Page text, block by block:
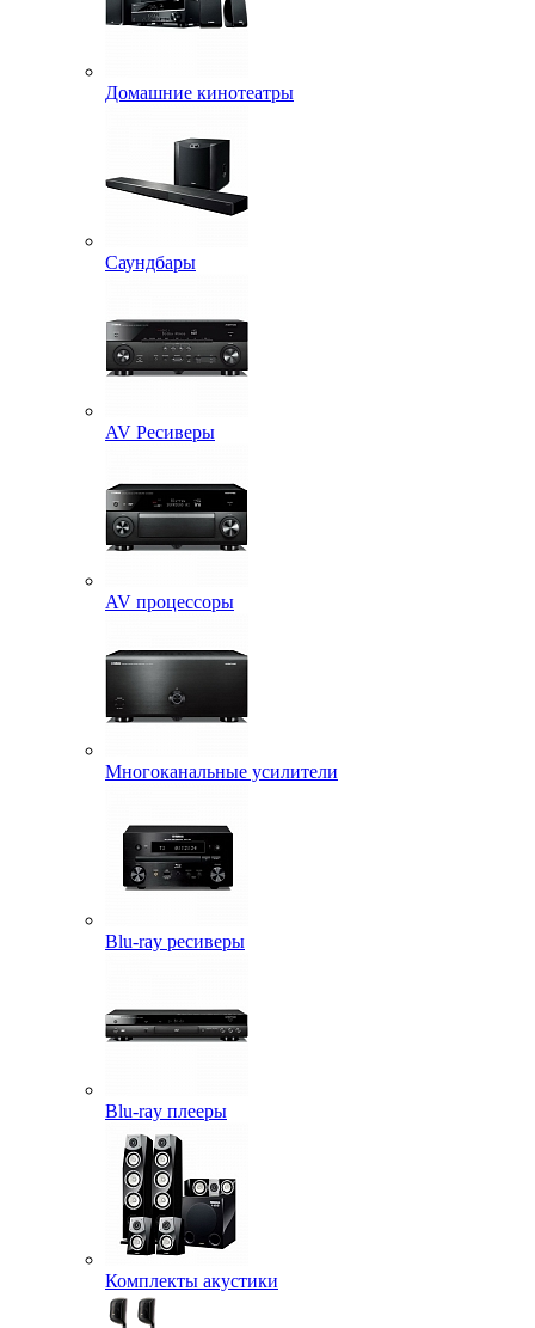
Домашние кинотеатры
Саундбары
AV Ресиверы
AV процессоры
Многоканальные усилители
Blu-ray ресиверы
Blu-ray плееры
Комплекты акустики